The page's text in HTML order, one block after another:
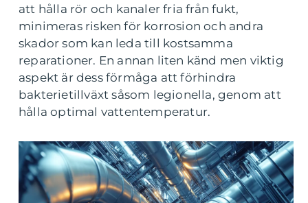
att hålla rör och kanaler fria från fukt,
minimeras risken för korrosion och andra
skador som kan leda till kostsamma
reparationer. En annan liten känd men viktig
aspekt är dess förmåga att förhindra
bakterietillväxt såsom legionella, genom att
hålla optimal vattentemperatur.